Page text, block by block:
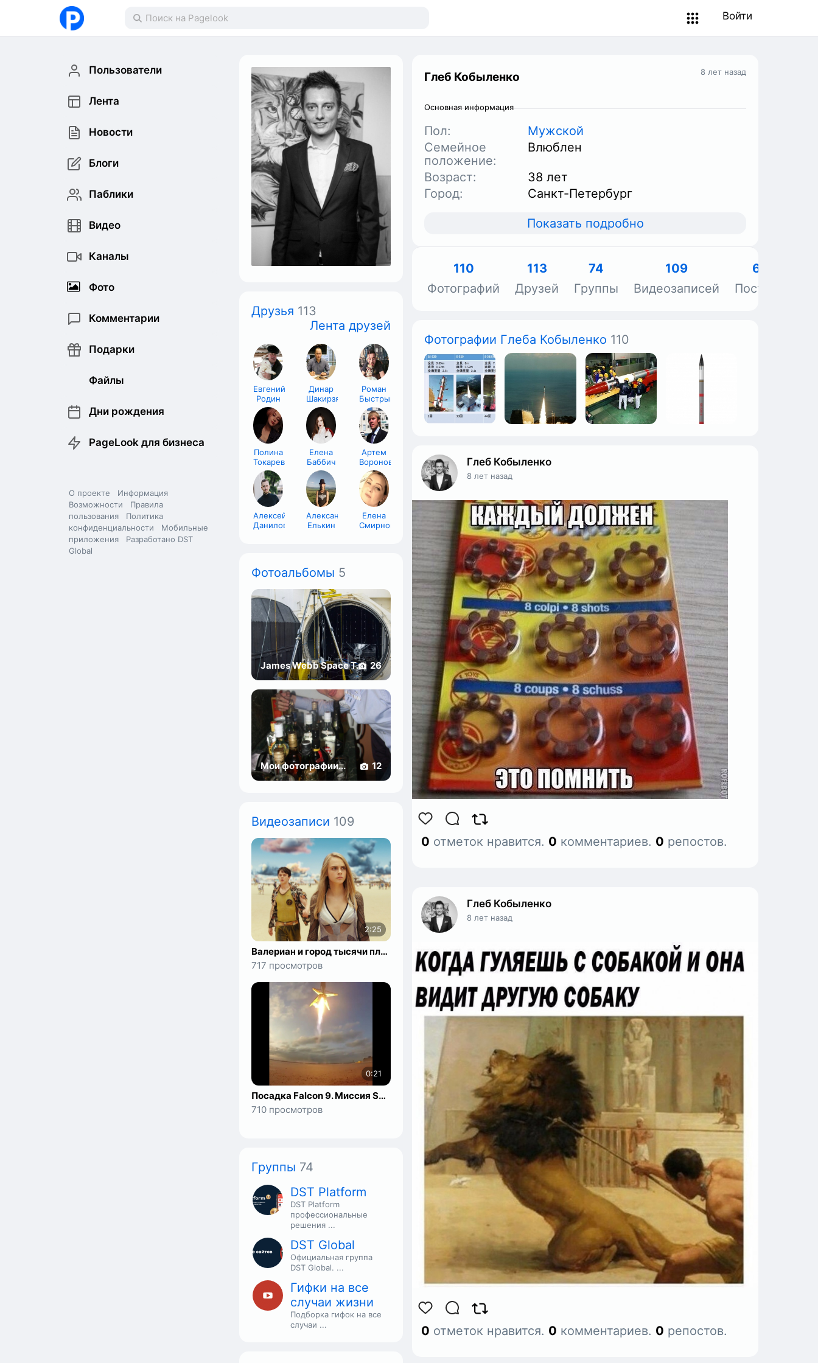
Войти
Пользователи
Лента
Новости
Блоги
Паблики
Видео
Каналы
Фото
Комментарии
Подарки
Файлы
Дни рождения
PageLook для бизнеса
О проекте
Информация
Возможности
Правила
пользования
Политика
конфиденциальности
Мобильные
приложения
Разработано DST
Global
Друзья 113
Лента друзей
Евгений
Родин
Динар
Шакирзянов
Роман
Быстрыкин
Полина
Токарева
Елена
Баббич
Артем
Воронов
Алексей
Данилов
Александр
Елькин
Елена
Смирнова
Фотоальбомы 5
James Webb Space T... 26
Мои фотографии... 12
Видеозаписи 109
2:25
Валериан и город тысячи планет – Мировая премьера трейлера
717 просмотров
0:21
Посадка Falcon 9. Миссия SES-10.
710 просмотров
Группы 74
DST Platform
DST Platform
профессиональные
решения ...
DST Global
Официальная группа
DST Global. ...
Гифки на все
случаи жизни
Подборка гифок на все
случаи ...
8 лет назад
Глеб Кобыленко
Основная информация
Пол:
Мужской
Семейное
положение:
Влюблен
Возраст:
38 лет
Город:
Санкт-Петербург
Показать подробно
110
Фотографий
113
Друзей
74
Группы
109
Видеозаписей
6
Постов
Фотографии Глеба Кобыленко 110
Глеб Кобыленко
8 лет назад
0 отметок нравится. 0 комментариев. 0 репостов.
Глеб Кобыленко
8 лет назад
0 отметок нравится. 0 комментариев. 0 репостов.